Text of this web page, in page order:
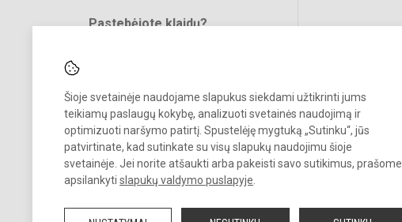
Šioje svetainėje naudojame slapukus siekdami užtikrinti jums
teikiamų paslaugų kokybę, analizuoti svetainės naudojimą ir
optimizuoti naršymo patirtį. Spustelėję mygtuką „Sutinku“, jūs
patvirtinate, kad sutinkate su visų slapukų naudojimu šioje
svetainėje. Jei norite atšaukti arba pakeisti savo sutikimus, prašome
apsilankyti slapukų valdymo puslapyje
Pastebėjote klaidų?
© 2022. Raseinių Viktoro Petkaus progimnazija. Visos teisės saugomos.
Kopijuoti turinį be raštiško mokyklos administracijos sutikimo griežtai